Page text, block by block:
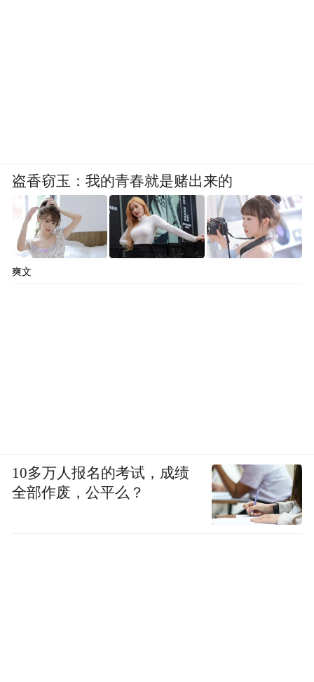
盗香窃玉：我的青春就是赌出来的
爽文
10多万人报名的考试，成绩
全部作废，公平么？